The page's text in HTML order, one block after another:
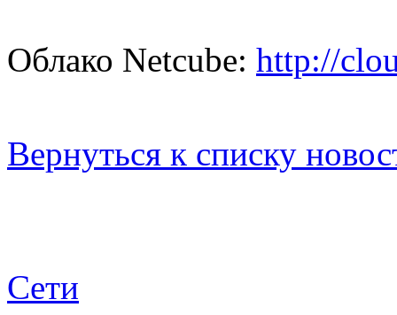
Облако Netcube: http://
Вернуться к списку
Сети